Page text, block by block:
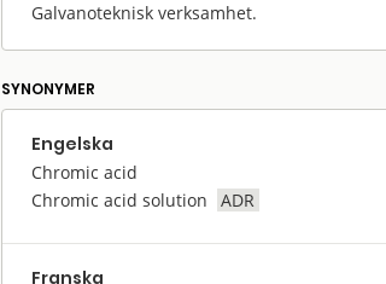
Galvanoteknisk verksamhet.
SYNONYMER
Engelska
Chromic acid
Chromic acid solution
ADR
Franska